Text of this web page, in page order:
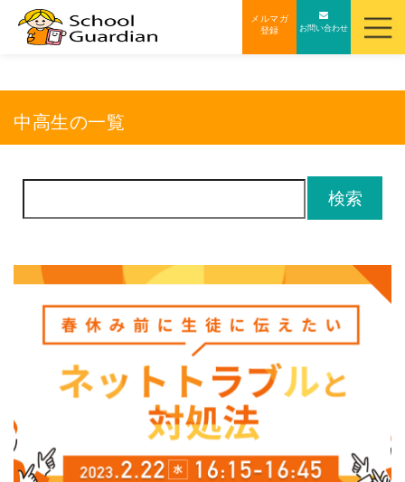
プ
メルマガ
登録 お問い合わせ
中高生の一覧